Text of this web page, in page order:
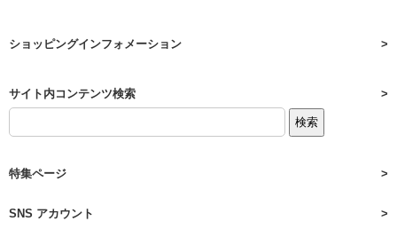
ショッピングインフォメーション
サイト内コンテンツ検索
特集ページ
SNS アカウント